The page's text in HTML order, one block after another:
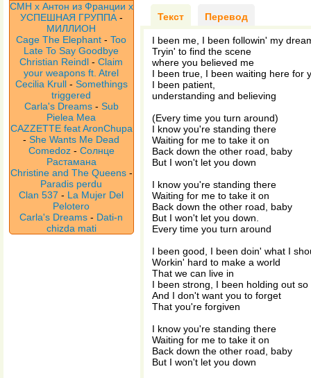
CMH x Антон из Франции x
УСПЕШНАЯ ГРУППА -
МИЛЛИОН
Cage The Elephant -Too
Late To Say Goodbye
Christian Reindl -Claim
your weapons ft. Atrel
Cecilia Krull - Somethings
triggered
Carla's Dreams - Sub
Pielea Mea
CAZZETTE feat AronChupa
-She Wants Me Dead
Comedoz - Солнце
Растамана
Christine and The Queens -
Paradis perdu
Clan 537 - La Mujer Del
Pelotero
Carla's Dreams - Dati-n
chizda mati
Текст Перевод
I been me, I been followin' my
Tryin' to find the scene
where you believed me
I been true, I been waiting here for
I been patient,
understanding and believing
(Every time you turn around)
I know you're standing there
Waiting for me to take it on
Back down the other road, baby
But I won't let you down
I know you're standing there
Waiting for me to take it on
Back down the other road, baby
But I won't let you down.
Every time you turn around
I been good, I been doin' what I
Workin' hard to make a world
That we can live in
I been strong, I been holding out so
And I don't want you to forget
That you're forgiven
I know you're standing there
Waiting for me to take it on
Back down the other road, baby
But I won't let you down